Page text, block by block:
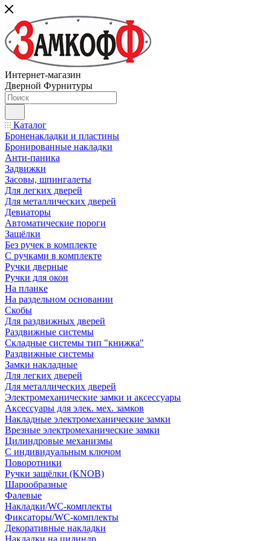
Интернет-магазин
Дверной Фурнитуры
Каталог
Броненакладки и пластины
Бронированные накладки
Анти-паника
Задвижки
Засовы, шпингалеты
Для легких дверей
Для металлических дверей
Девиаторы
Автоматические пороги
Защёлки
Без ручек в комплекте
С ручками в комплекте
Ручки дверные
Ручки для окон
На планке
На раздельном основании
Скобы
Для раздвижных дверей
Раздвижные системы
Складные системы тип "книжка"
Раздвижные системы
Замки накладные
Для легких дверей
Для металлических дверей
Электромеханические замки и аксессуары
Аксессуары для элек. мех. замков
Накладные электромеханические замки
Врезные электромеханические замки
Цилиндровые механизмы
С индивидуальным ключом
Поворотники
Ручки защёлки (KNOB)
Шарообразные
Фалевые
Накладки/WC-комплекты
Фиксаторы/WC-комплекты
Декоративные накладки
Накладки на цилиндр